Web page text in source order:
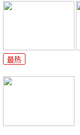
最热